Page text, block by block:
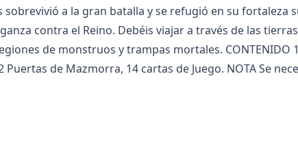
sobrevivió a la gran batalla y se refugió en su
contra el Reino. Debéis viajar a través de las
de monstruos y trampas mortales.
Puertas de Mazmorra, 14 cartas de Juego. NOTA Se